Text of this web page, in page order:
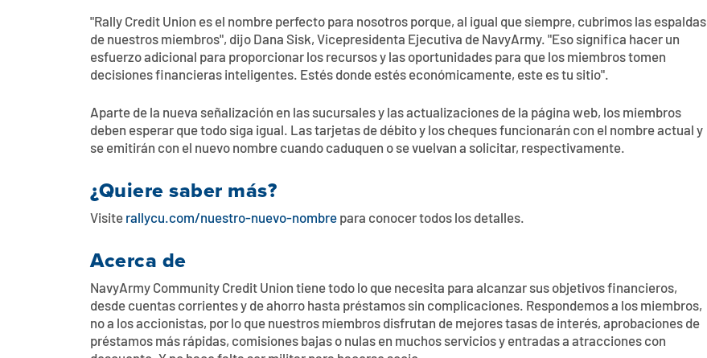
"Rally Credit Union es el nombre perfecto para nosotros porque, al igual que siempre, cubrimos las espaldas
de nuestros miembros", dijo Dana Sisk, Vicepresidenta Ejecutiva de NavyArmy. "Eso significa hacer un
esfuerzo adicional para proporcionar los recursos y las oportunidades para que los miembros tomen
decisiones financieras inteligentes. Estés donde estés económicamente, este es tu sitio".
Aparte de la nueva señalización en las sucursales y las actualizaciones de la página web, los miembros
deben esperar que todo siga igual. Las tarjetas de débito y los cheques funcionarán con el nombre actual y
se emitirán con el nuevo nombre cuando caduquen o se vuelvan a solicitar, respectivamente.
¿Quiere saber más?
Visite rallycu.com/nuestro-nuevo-nombre para conocer todos los detalles.
Acerca de
NavyArmy Community Credit Union tiene todo lo que necesita para alcanzar sus objetivos financieros,
desde cuentas corrientes y de ahorro hasta préstamos sin complicaciones. Respondemos a los miembros,
no a los accionistas, por lo que nuestros miembros disfrutan de mejores tasas de interés, aprobaciones de
préstamos más rápidas, comisiones bajas o nulas en muchos servicios y entradas a atracciones con